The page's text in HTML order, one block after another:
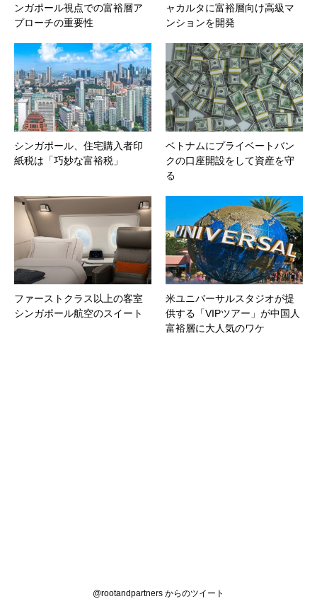
ンガポール視点での富裕層ア
プローチの重要性
ャカルタに富裕層向け高級マ
ンションを開発
シンガポール、住宅購入者印
紙税は「巧妙な富裕税」
ベトナムにプライベートバン
クの口座開設をして資産を守
る
ファーストクラス以上の客室
シンガポール航空のスイート
米ユニバーサルスタジオが提
供する「VIPツアー」が中国人
富裕層に大人気のワケ
@rootandpartners からのツイート